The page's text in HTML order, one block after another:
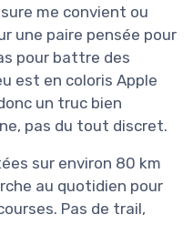
me convient ou
une paire pensée pour
pour battre des
est en coloris Apple
un truc bien
pas du tout discret.
sur environ 80 km
au quotidien pour
Pas de trail,